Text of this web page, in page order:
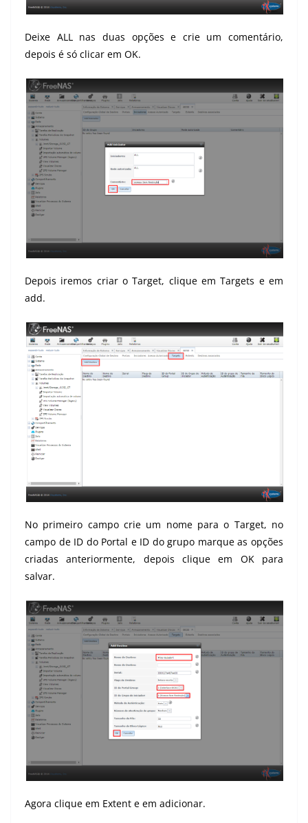
Deixe ALL nas duas opções e crie um comentário,
depois é só clicar em OK.
Depois iremos criar o Target, clique em Targets e em
add.
No primeiro campo crie um nome para o Target, no
campo de ID do Portal e ID do grupo marque as opções
criadas anteriormente, depois clique em OK para
salvar.
Agora clique em Extent e em adicionar.